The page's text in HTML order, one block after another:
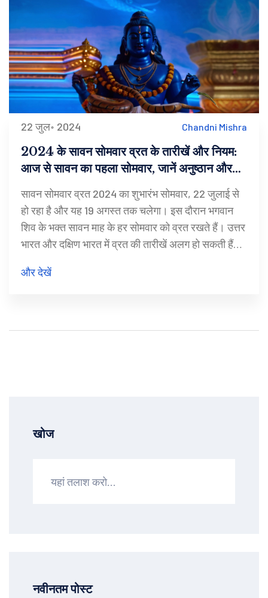
22 जुल॰ 2024 Chandni Mishra
2024 के सावन सोमवार व्रत के तारीखें और नियम:
आज से सावन का पहला सोमवार, जानें अनुष्ठान और
सावन सोमवार व्रत 2024 का शुभारंभ सोमवार, 22 जुलाई से
हो रहा है और यह 19 अगस्त तक चलेगा। इस दौरान भगवान
शिव के भक्त सावन माह के हर सोमवार को व्रत रखते हैं। उत्तर
भारत और दक्षिण भारत में व्रत की तारीखें अलग हो सकती हैं।
करते हैं और फलों, दूध और अन्य सात्विक भोजन का सेवन
और देखें
खोज
नवीनतम पोस्ट